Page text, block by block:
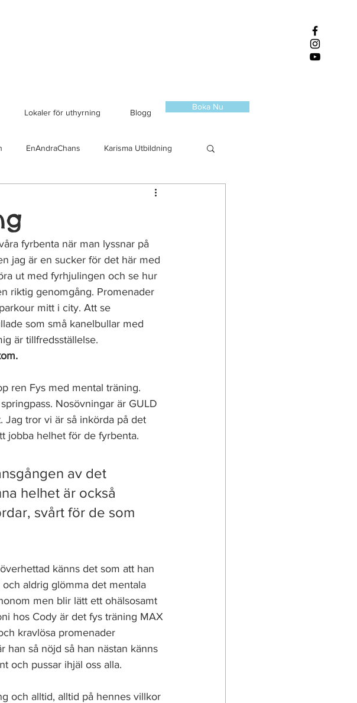
Lokaler för uthyrning Blogg
EnAndraChans Karisma Utbildning
fyrbenta när man lyssnar på
jag är en sucker för det här med
ut med fyrhjulingen och se hur
riktig genomgång. Promenader
mitt i city. Att se
som små kanelbullar med
är tillfredsställelse.
ren Fys med mental träning.
Nosövningar är GULD
Jag tror vi är så inkörda på det
jobba helhet för de fyrbenta.
av det
helhet är också
svårt för de som
känns det som att han
aldrig glömma det mentala
men blir lätt ett ohälsosamt
hos Cody är det fys träning MAX
kravlösa promenader
han så nöjd så han nästan känns
och pussar ihjäl oss alla.
och alltid, alltid på hennes villkor
Boka Nu